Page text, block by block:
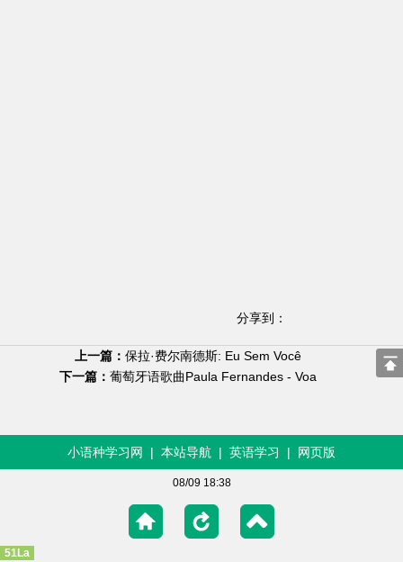
分享到：
上一篇： 保拉·费尔南德斯: Eu Sem Você
下一篇： 葡萄牙语歌曲Paula Fernandes - Voa
小语种学习网 | 本站导航 | 英语学习 | 网页版
08/09 18:38
51La